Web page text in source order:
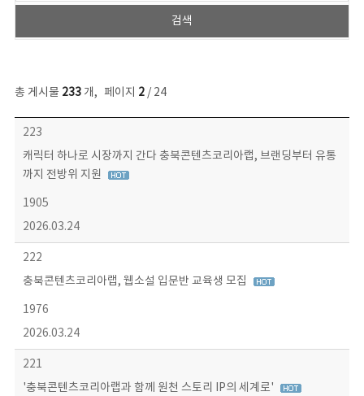
총 게시물 233개, 페이지 2/ 24
보도자료 목록 - 번호, 제목, 작성자, 파일, 조회수, 작성일 정보 제공
223
캐릭터 하나로 시장까지 간다 충북콘텐츠코리아랩, 브랜딩부터 유통
까지 전방위 지원
1905
2026.03.24
222
충북콘텐츠코리아랩, 웹소설 입문반 교육생 모집
1976
2026.03.24
221
'충북콘텐츠코리아랩과 함께 원천 스토리 IP의 세계로'